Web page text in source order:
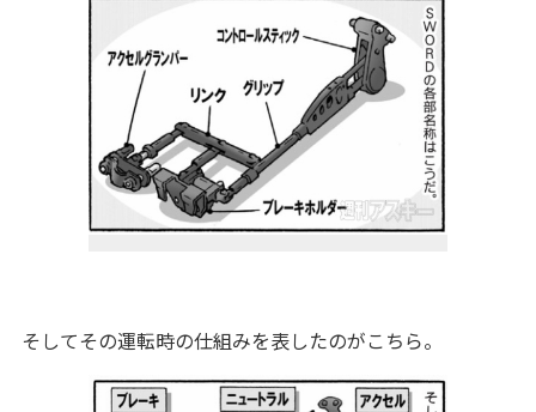
そしてその運転時の仕組みを表したのがこちら。